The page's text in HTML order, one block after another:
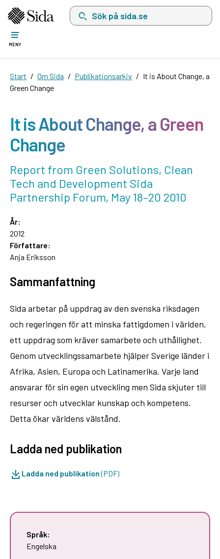
Sök på sida.se, sökförslag kommer att visas
MENY
Start Om Sida Publikationsarkiv
It is About Change, a
Green Change
It is About Change, a Green
Change
Report from Green Solutions, Clean
Tech and Development Sida
Partnership Forum, May 18–20 2010
År:
2012
Författare:
Anja Eriksson
Sammanfattning
Sida arbetar på uppdrag av den svenska riksdagen
och regeringen för att minska fattigdomen i världen,
ett uppdrag som kräver samarbete och uthållighet.
Genom utvecklingssamarbete hjälper Sverige länder i
Afrika, Asien, Europa och Latinamerika. Varje land
ansvarar för sin egen utveckling men Sida skjuter till
resurser och utvecklar kunskap och kompetens.
Detta ökar världens välstånd.
Ladda ned publikation
Ladda ned publikation(PDF)
Språk:
Engelska